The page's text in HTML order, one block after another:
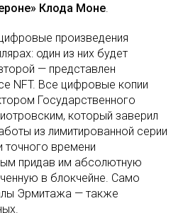
Клода Моне
произведения
один из них будет
— представлен
NFT. Все цифровые копии
Государственного
который заверил
из лимитированной серии
точного времени
придав им абсолютную
в блокчейне. Само
Эрмитажа — также